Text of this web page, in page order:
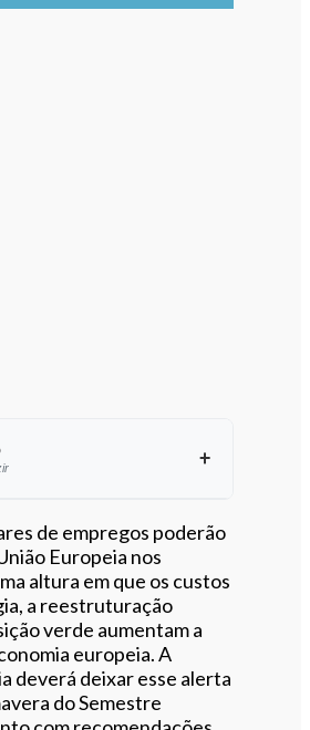
este artigo
de empregos poderão
Europeia nos
altura em que os custos
a reestruturação
verde aumentam a
europeia. A
deverá deixar esse alerta
do Semestre